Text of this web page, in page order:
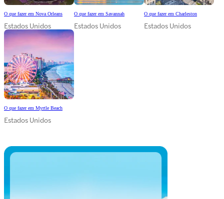
O que fazer em Nova Orleans
Estados Unidos
O que fazer em Savannah
Estados Unidos
O que fazer em Charleston
Estados Unidos
O que fazer em Myrtle Beach
Estados Unidos